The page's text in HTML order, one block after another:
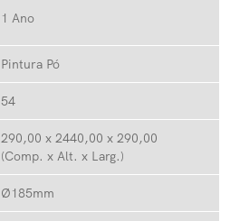
1 Ano
Pintura Pó
54
290,00 x 2440,00 x 290,00
(Comp. x Alt. x Larg.)
Ø185mm